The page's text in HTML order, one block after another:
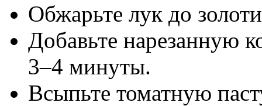
Обжарьте лук до
Добавьте нарезанную
3–4 минуты.
Всыпьте томатную